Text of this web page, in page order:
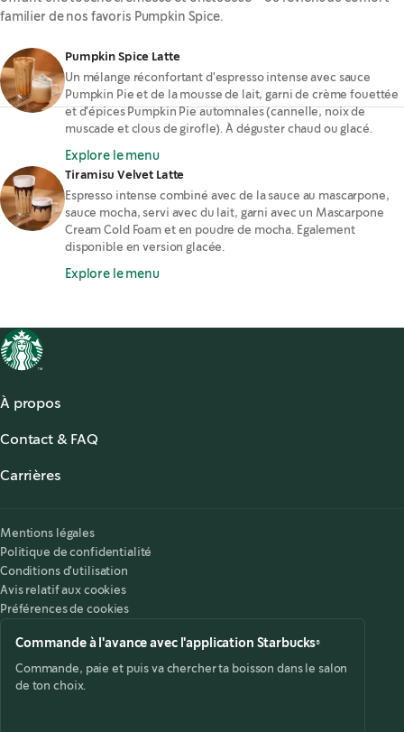
familier de nos favoris Pumpkin Spice.
Pumpkin Spice Latte
Un mélange réconfortant d'espresso intense avec sauce
Pumpkin Pie et de la mousse de lait, garni de crème fouettée
et d'épices Pumpkin Pie automnales (cannelle, noix de
muscade et clous de girofle). À déguster chaud ou glacé.
Explore le menu
Tiramisu Velvet Latte
Espresso intense combiné avec de la sauce au mascarpone,
sauce mocha, servi avec du lait, garni avec un Mascarpone
Cream Cold Foam et en poudre de mocha. Egalement
disponible en version glacée.
Explore le menu
À propos
Starbucks® for the Record
Starbucks® Stories & News
Contact & FAQ
Nous contacter
Carrières
Mentions légales
Politique de confidentialité
Conditions d'utilisation
Avis relatif aux cookies
Préférences de cookies
Commande à l'avance avec l'application Starbucks®
Commande, paie et puis va chercher ta boisson dans le salon
de ton choix.